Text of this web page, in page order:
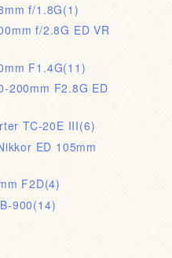
f/1.8G(1)
f/2.8G ED VR
F1.4G(11)
200mm F2.8G ED
TC-20E III(6)
ED 105mm
F2D(4)
900(14)